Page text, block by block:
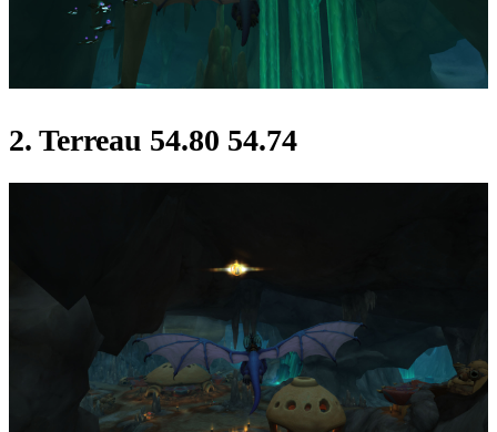
2. Terreau 54.80 54.74